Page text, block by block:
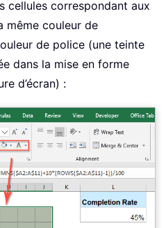
cellules correspondant aux
même couleur de
de police (une teinte
dans la mise en forme
d’écran) :